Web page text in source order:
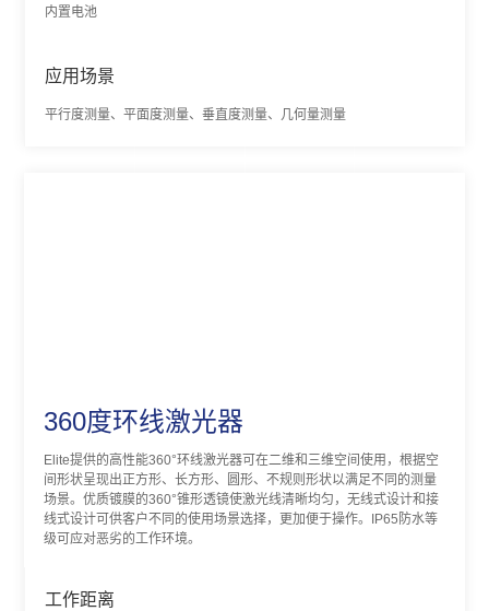
内置电池
应用场景
平行度测量、平面度测量、垂直度测量、几何量测量
360度环线激光器
Elite提供的高性能360°环线激光器可在二维和三维空间使用，根据空
间形状呈现出正方形、长方形、圆形、不规则形状以满足不同的测量
场景。优质镀膜的360°锥形透镜使激光线清晰均匀，无线式设计和接
线式设计可供客户不同的使用场景选择，更加便于操作。IP65防水等
级可应对恶劣的工作环境。
工作距离